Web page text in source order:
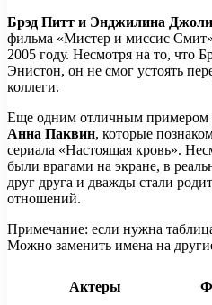
Брэд Питт и Энджилина Джоли
фильма «Мистер и миссис
2005 году. Несмотря на то, что
Энистон, он не смог устоять
коллеги.
Еще одним отличным примером
Анна Паквин, которые
сериала «Настоящая кровь».
были врагами на экране, в
друг друга и дважды стали
отношений.
Примечание: если нужна
Можно заменить имена на
Актеры